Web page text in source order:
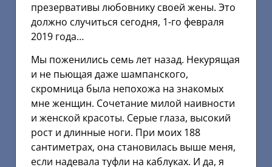
презервативы любовнику своей жены. Это
должно случиться сегодня, 1-го февраля
2019 года…
Мы поженились семь лет назад. Некурящая
и не пьющая даже шампанского,
скромница была непохожа на знакомых
мне женщин. Сочетание милой наивности
и женской красоты. Серые глаза, высокий
рост и длинные ноги. При моих 188
сантиметрах, она становилась выше меня,
если надевала туфли на каблуках. И да, я